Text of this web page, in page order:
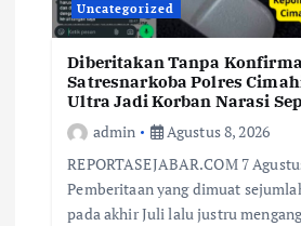
Uncategorized
Diberitakan Tanpa
Satresnarkoba Polres
Ultra Jadi Korban Narasi
admin
Agustus 8, 2026
REPORTASEJABAR.COM 7
Pemberitaan yang dimuat
pada akhir Juli lalu justru